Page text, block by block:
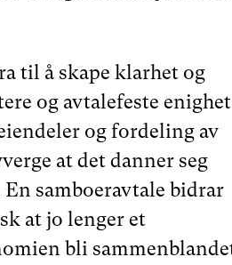
til å skape klarhet og
og avtalefeste enighet
og fordeling av
at det danner seg
samboeravtale bidrar
at jo lenger et
bli